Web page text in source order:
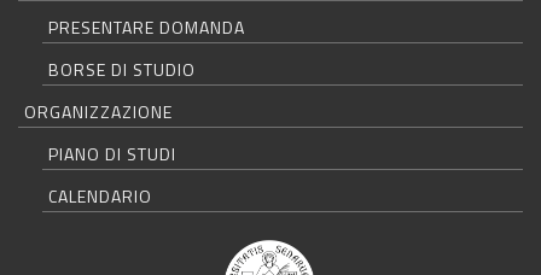
PRESENTARE DOMANDA
BORSE DI STUDIO
ORGANIZZAZIONE
PIANO DI STUDI
CALENDARIO